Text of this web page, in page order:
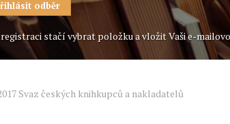
stačí vybrat položku a vložit Vaši e-
Svaz českých knihkupců a nakladatelů